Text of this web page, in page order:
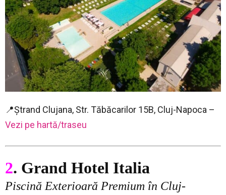
📍Ștrand Clujana, Str. Tăbăcarilor 15B, Cluj-Napoca –
Vezi pe hartă/traseu
2. Grand Hotel Italia
Piscină Exterioară Premium în Cluj-